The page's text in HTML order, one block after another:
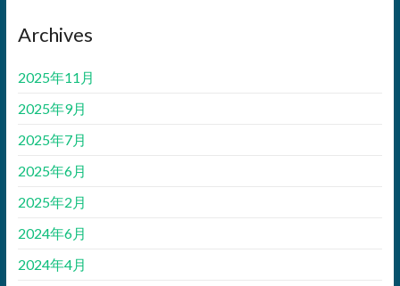
Archives
2025年11月
2025年9月
2025年7月
2025年6月
2025年2月
2024年6月
2024年4月